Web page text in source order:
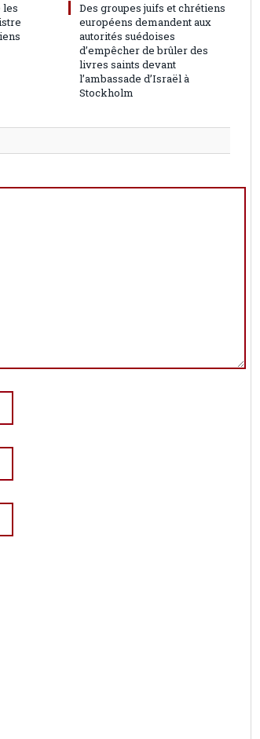
les
Des groupes juifs et chrétiens
européens demandent aux
autorités suédoises
d’empêcher de brûler des
livres saints devant
l’ambassade d’Israël à
Stockholm